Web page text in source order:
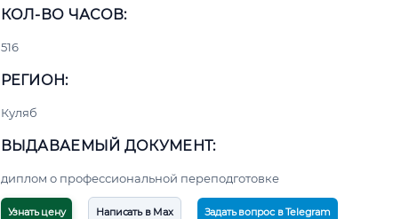
КОЛ-ВО ЧАСОВ:
516
РЕГИОН:
Куляб
ВЫДАВАЕМЫЙ ДОКУМЕНТ:
диплом о профессиональной переподготовке
Узнать цену Написать в Max Задать вопрос в Telegram